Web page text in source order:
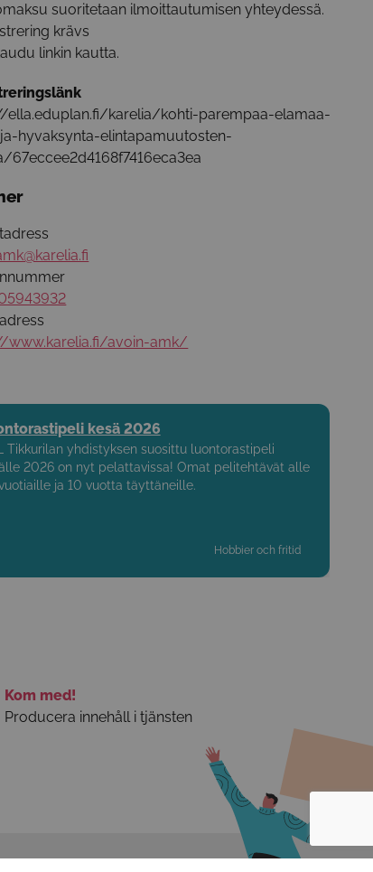
suoritetaan ilmoittautumisen yhteydessä.
krävs
linkin kautta.
ella.eduplan.fi/karelia/kohti-parempaa-elamaa-
ja-hyvaksynta-elintapamuutosten-
67eccee2d4168f7416eca3ea
www.karelia.fi/avoin-amk/
kesä 2026
Tikkurilan yhdistyksen suosittu luontorastipeli
2026 on nyt pelattavissa! Omat pelitehtävät alle
ja 10 vuotta täyttäneille.
Hobbier och fritid
Kom med!
Producera innehåll i tjänsten